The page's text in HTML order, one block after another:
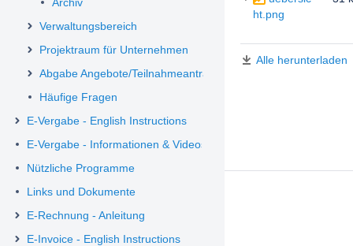
Verwaltungsbereich
Projektraum für Unternehmen
Abgabe Angebote/Teilnahmeanträge
Häufige Fragen
E-Vergabe - English Instructions
E-Vergabe - Informationen & Videos
Nützliche Programme
Links und Dokumente
E-Rechnung - Anleitung
E-Invoice - English Instructions
ht.png
Alle herunterladen